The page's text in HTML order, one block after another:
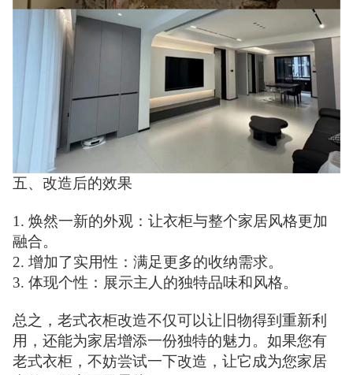
五、改造后的效果
1. 焕然一新的外观：让衣柜与整个家居风格更加
融合。
2. 增加了实用性：满足更多的收纳需求。
3. 体现个性：展示主人的独特品味和风格。
总之，老式衣柜改造不仅可以让旧物得到重新利
用，还能为家居增添一份独特的魅力。如果您有
老式衣柜，不妨尝试一下改造，让它成为您家居